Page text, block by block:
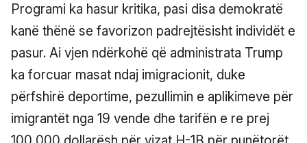
Programi ka hasur kritika, pasi disa demokratë
kanë thënë se favorizon padrejtësisht individët e
pasur. Ai vjen ndërkohë që administrata Trump
ka forcuar masat ndaj imigracionit, duke
përfshirë deportime, pezullimin e aplikimeve për
imigrantët nga 19 vende dhe tarifën e re prej